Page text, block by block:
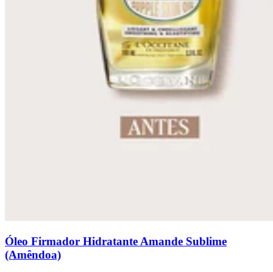
Óleo Firmador Hidratante Amande Sublime
(Amêndoa)